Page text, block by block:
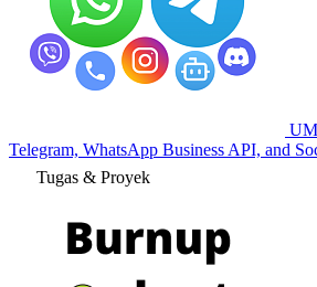
Telegram, WhatsApp Business API, and
Tugas & Proyek